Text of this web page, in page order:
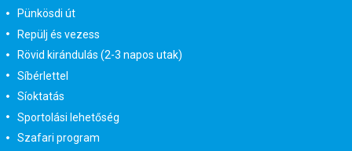
Pünkösdi út
Repülj és vezess
Rövid kirándulás (2-3 napos utak)
Síbérlettel
Síoktatás
Sportolási lehetőség
Szafari program